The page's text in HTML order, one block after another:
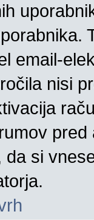
email-
nisi
da si